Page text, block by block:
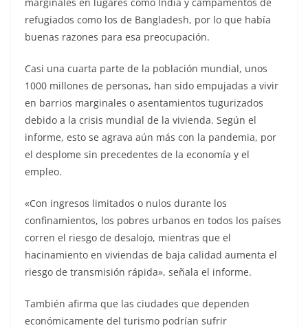
refugiados como los de Bangladesh, por lo que había
buenas razones para esa preocupación.
Casi una cuarta parte de la población mundial, unos
1000 millones de personas, han sido empujadas a vivir
en barrios marginales o asentamientos tugurizados
debido a la crisis mundial de la vivienda. Según el
informe, esto se agrava aún más con la pandemia, por
el desplome sin precedentes de la economía y el
empleo.
«Con ingresos limitados o nulos durante los
confinamientos, los pobres urbanos en todos los países
corren el riesgo de desalojo, mientras que el
hacinamiento en viviendas de baja calidad aumenta el
riesgo de transmisión rápida», señala el informe.
También afirma que las ciudades que dependen
económicamente del turismo podrían sufrir